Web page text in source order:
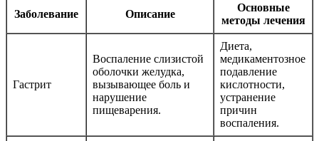
Заболевание Описание
Основные
методы лечения
Гастрит
Воспаление слизистой
оболочки желудка,
вызывающее боль и
нарушение
пищеварения.
Диета,
медикаментозное
подавление
кислотности,
устранение
причин
воспаления.